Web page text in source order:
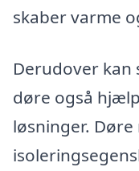
skaber varme
Derudover kan
døre også
løsninger.